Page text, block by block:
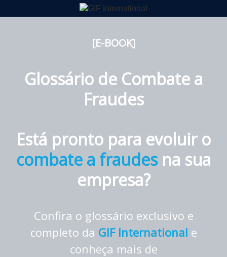
[E-BOOK]
Glossário de Combate a
Fraudes
Está pronto para evoluir o
combate a fraudesna sua
empresa?
Confira o glossário exclusivo e
completo da GIF International e
conheça mais de